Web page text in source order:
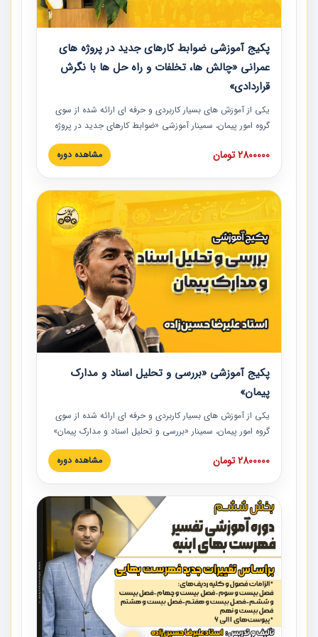
پکیج آموزشی ضوابط کارهای جدید در پروژه های
عمرانی «چالش ها، تخلفات و راه حل ها با نگرش
قراردادی»
یکی از آموزش‏‏‏‏‏‏ های بسیار کاربردی و حرفه‏ ای ارائه شده از سوی
گروه امور پیمان، سمینار آموزشی «ضوابط کارهای جدید در پروژه
های عمرانی» چالش ها، تخلفات و راه حل ها با نگرش قراردادی
است که در محل سندیکای شرکت های ساختمانی کشور ارائه شد.
مدارک پیمان به همراه تجربیات عملی ارائه شده است.
2800000 تومان مشاهده دوره
پکیج آموزشی «بررسی و تحلیل اسناد و مدارک
پیمان»
یکی از آموزش‏‏‏‏‏‏ های بسیار کاربردی و حرفه‏ ای ارائه شده از سوی
گروه امور پیمان، سمینار «بررسی و تحلیل اسناد و مدارک پیمان»
است که در دانشگاه صنعتی شریف ارائه شد. در این آموزش
نکات کلیدی مربوط به اسناد و مدارک پیمان، اولویت بندی اسناد
پیمان به همراه تجربیات عملی در این خصوص ارائه شده است.
2800000 تومان مشاهده دوره